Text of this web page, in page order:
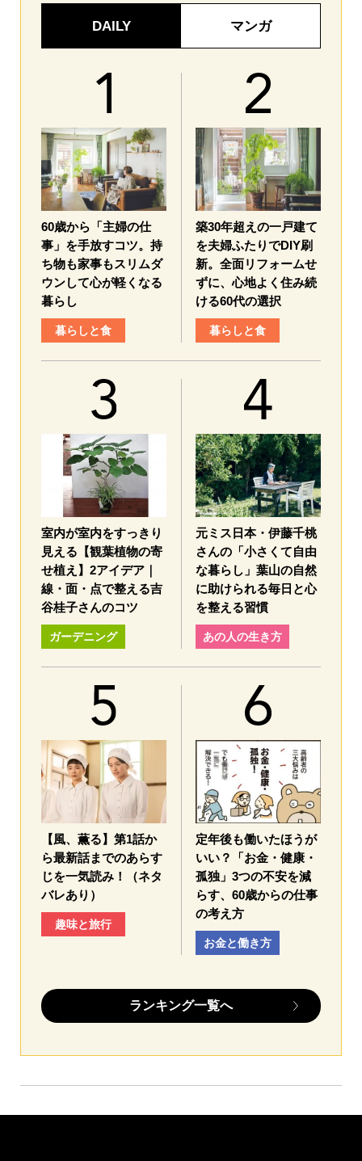
DAILY マンガ
60歳から「主婦の仕
事」を手放すコツ。持
ち物も家事もスリムダ
ウンして心が軽くなる
暮らし
暮らしと食
築30年超えの一戸建て
を夫婦ふたりでDIY刷
新。全面リフォームせ
ずに、心地よく住み続
ける60代の選択
暮らしと食
室内が室内をすっきり
見える【観葉植物の寄
せ植え】2アイデア｜
線・面・点で整える吉
谷桂子さんのコツ
ガーデニング
元ミス日本・伊藤千桃
さんの「小さくて自由
な暮らし」葉山の自然
に助けられる毎日と心
を整える習慣
あの人の生き方
【風、薫る】第1話か
ら最新話までのあらす
じを一気読み！（ネタ
バレあり）
趣味と旅行
定年後も働いたほうが
いい？「お金・健康・
孤独」3つの不安を減
らす、60歳からの仕事
の考え方
お金と働き方
ランキング一覧へ